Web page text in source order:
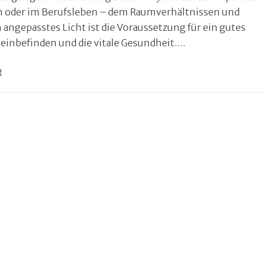
oder im Berufsleben – dem Raumverhältnissen und
angepasstes Licht ist die Voraussetzung für ein gutes
und die vitale Gesundheit.…